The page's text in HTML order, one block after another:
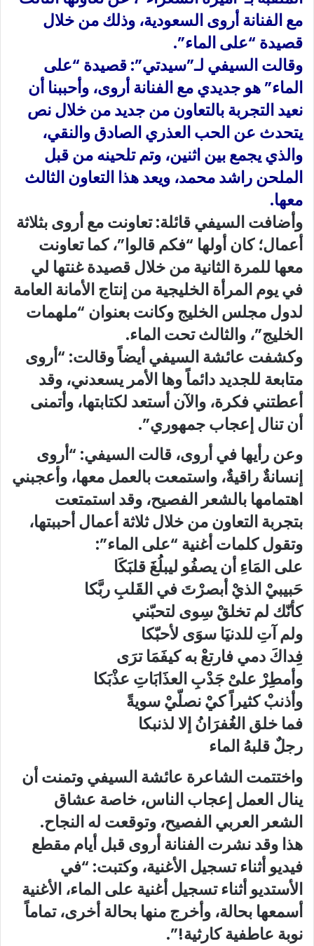
مع الفنانةأروىالسعودية، وذلك من خلال
قصيدة “على الماء”.
وقالت السيفي لـ”سيدتي”: قصيدة “على
الماء” هو جديدي مع الفنانة أروى، وأحببنا أن
نعيد التجربة بالتعاون من جديد من خلال نص
يتحدث عن الحب العذري الصادق والنقي،
والذي يجمع بين اثنين، وتم تلحينه من قبل
الملحنراشد محمد، ويعد هذا التعاون الثالث
معها.
وأضافت السيفي قائلة: تعاونت مع أروى بثلاثة
أعمال؛ كان أولها “فكم قالوا”، كما تعاونت
معها للمرة الثانية من خلال قصيدة غنتها لي
في يومالمرأة الخليجيةمن إنتاج الأمانة العامة
لدول مجلس الخليج وكانت بعنوان “ملهمات
الخليج”، والثالث تحت الماء.
وكشفت عائشة السيفي أيضاً وقالت: “أروى
متابعة للجديد دائماً وها الأمر يسعدني، وقد
أعطتني فكرة، والآن أستعد لكتابتها، وأتمنى
أن تنال إعجاب جمهوري”.
وعن رأيها في أروى، قالت السيفي: “أروى
إنسانةٌ راقيةٌ، واستمعت بالعمل معها، وأعجبني
اهتمامها بالشعر الفصيح، وقد استمتعت
بتجربة التعاون من خلال ثلاثة أعمال أحببتها،
وتقول كلمات أغنية “على الماء”:
على المَاءِ أن يصفُو ليبلُغَ قلبَكَا
حَبيبيْ الذيْ أبصرْتَ في القَلبِ ربَّكا
كأنّك لم تخلقْ سِوى لتحبّني
ولم آتِ للدنيَا سوَى لأحبّكا
فِداكَ دمي فارتعْ به كيفَمَا ترَى
وأمطِرْ علىْ جَدْبِ العذَابَاتِ عذْبَكا
وأذنبْ كثيراً كيْ نصلّيْ سويةً
فما خلق الغُفرَانُ إلا لذنبكا
رجلٌ قلبهُ الماء
واختتمت الشاعرة عائشة السيفي وتمنت أن
ينال العمل إعجاب الناس، خاصة عشاق
الشعر العربي الفصيح، وتوقعت له النجاح.
هذا وقد نشرت الفنانة أروى قبل أيام مقطع
فيديو أثناء تسجيل الأغنية، وكتبت: “في
الأستديو أثناء تسجيل أغنية على الماء، الأغنية
أسمعها بحالة، وأخرج منها بحالة أخرى، تماماً
نوبة عاطفية كارثية!”.